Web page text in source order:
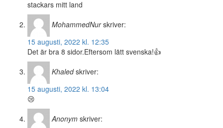
stackars mitt land
MohammedNur skriver:
15 augusti, 2022 kl. 12:35
Det är bra 8 sidor.Eftersom lätt svenska!👍
Khaled skriver:
15 augusti, 2022 kl. 13:04
😢
Anonym skriver: